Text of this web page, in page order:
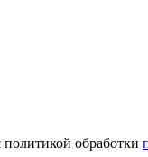
обработки